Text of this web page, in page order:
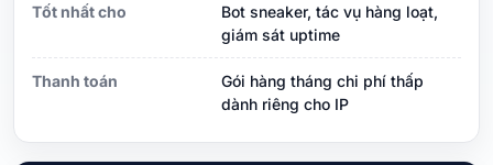
Tốt nhất cho
Bot sneaker, tác vụ hàng loạt,
giám sát uptime
Thanh toán
Gói hàng tháng chi phí thấp
dành riêng cho IP